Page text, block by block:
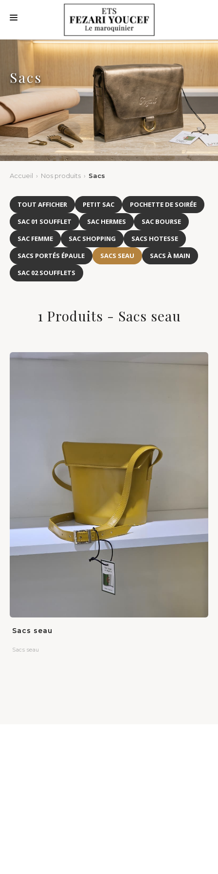
ACCUEIL
NOS NOUVEAUTÉS
NOS PRODUITS
NOS CLIENTS
NOUS CONTACTER
Sacs
Accueil › Nos produits › Sacs
TOUT AFFICHER PETIT SAC
POCHETTE DE SOIRÉE
SAC 01 SOUFFLET
SAC HERMES
SAC BOURSE
SAC FEMME
SAC SHOPPING
SACS HOTESSE
SACS PORTÉS ÉPAULE
SACS SEAU
SACS À MAIN
SAC 02 SOUFFLETS
1 Produits - Sacs seau
Sacs seau
Sacs seau